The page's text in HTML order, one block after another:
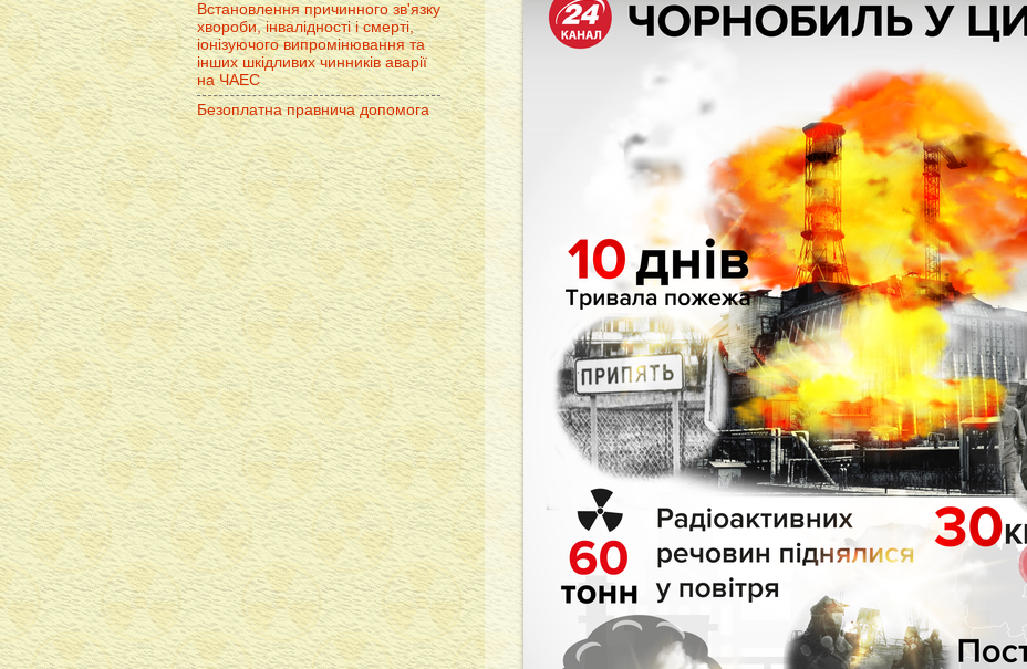
Встановлення причинного зв'язку
хвороби, інвалідності і смерті,
іонізуючого випромінювання та
інших шкідливих чинників аварії
на ЧАЕС
Безоплатна правнича допомога